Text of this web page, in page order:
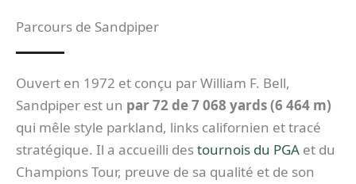
Parcours de Sandpiper
Ouvert en 1972 et conçu par William F. Bell,
Sandpiper est un par 72 de 7 068 yards (6 464 m)
qui mêle style parkland, links californien et tracé
stratégique. Il a accueilli destournois du PGA et du
Champions Tour, preuve de sa qualité et de son